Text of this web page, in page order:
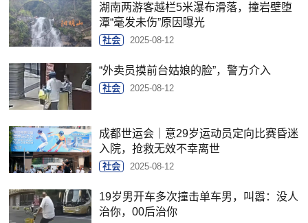
湖南两游客越栏5米瀑布滑落，撞岩壁堕
潭“毫发未伤”原因曝光
社会 2025-08-12
“外卖员摸前台姑娘的脸”，警方介入
社会 2025-08-12
成都世运会｜意29岁运动员定向比赛昏迷
入院，抢救无效不幸离世
社会 2025-08-12
19岁男开车多次撞击单车男，叫嚣：没人
治你，00后治你